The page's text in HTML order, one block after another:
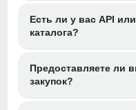
Есть ли у вас API
каталога?
Предоставляете ли
закупок?